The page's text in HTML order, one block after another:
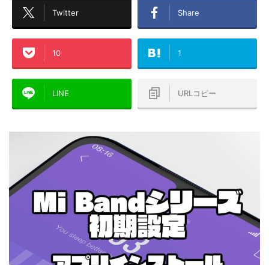
Twitter Share
10 1
LINE URLコピー